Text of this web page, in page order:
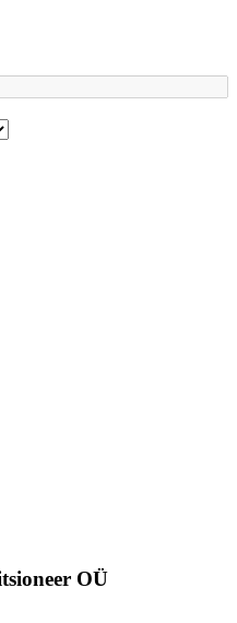
OÜ